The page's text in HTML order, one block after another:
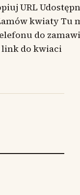
URL
kwiaty Tu
do
do kwiaci